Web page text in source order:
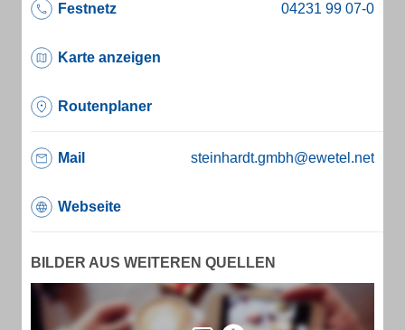
Festnetz
Karte anzeigen
Routenplaner
Mail steinhardt.gmbh@ewetel.net
Webseite
BILDER AUS WEITEREN QUELLEN